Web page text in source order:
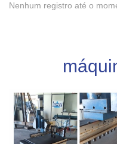
Nenhum registro até o